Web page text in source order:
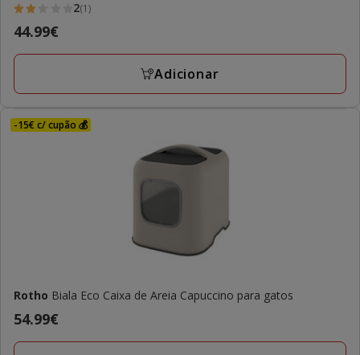
2
estrelas
com
avaliações
2(1)
Preço
44.99€
44.99€
Adicionar
-15€ c/ cupão 💰
Rotho Biala Eco Caixa de Areia Capuccino para gatos
Preço
54.99€
54.99€